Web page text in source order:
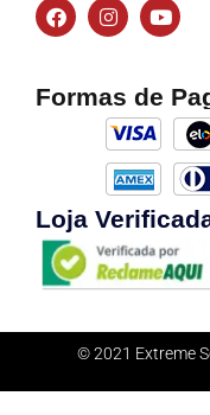
Formas de
Loja
© 2021 Extreme